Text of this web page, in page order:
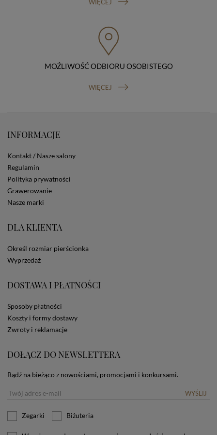
Osobowych, ul. Stawki 2, 00-193 Warszawa) oraz
prawo do cofnięcia zgody na przetwarzanie danych
osobowych (masz prawo cofnięcia zgody na
przetwarzanie danych w dowolnym momencie;
cofnięcie zgody nie ma wpływu na zgodność z prawem
zgody przed jej cofnięciem). W celu wykonania swoich
praw skieruj do nas odpowiednie żądanie.
zawartości naszej strony
Na stronie Sklepu są wykorzystywane pliki cookies.
Stosowane są one w celach zapewnienia maksymalnej
wygody wszystkich użytkowników (w tym Kupujących)
przy korzystaniu ze Sklepu (zapamiętywanie
preferencji i ustawień na stronie, zbieranie
statystycznych, także przez inne portale, w tym
ze Sklepu bez zmiany ustawień w przeglądarce
użytkownika. Jeżeli użytkownik nie wyraża zgody na
stosowanie plików cookies powinien zmienić
informacji o plikach cookies.
WIĘCEJ
MOŹLIWOŚĆ ODBIORU OSOBISTEGO
WIĘCEJ
INFORMACJE
Kontakt / Nasze salony
Regulamin
Polityka prywatności
Grawerowanie
Nasze marki
DLA KLIENTA
Określ rozmiar pierścionka
Wyprzedaż
DOSTAWA I PŁATNOŚCI
Sposoby płatności
Koszty i formy dostawy
Zwroty i reklamacje
DOŁĄCZ DO NEWSLETTERA
Bądź na bieżąco z nowościami, promocjami i konkursami.
WYŚLIJ
Zegarki Biżuteria